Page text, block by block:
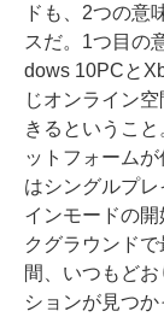
ドも、2つの意
スだ。1つ目の
dows 10PCと
じオンライン
きるというこ
ットフォーム
はシングルプ
インモードの
クグラウンド
間、いつもど
ションが見つ